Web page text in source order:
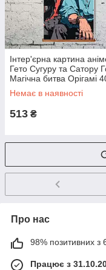
Інтер'єрна картина
Гето Сугуру та Сатору
Магічна битва Орігамі
см (OT1022)
Немає в наявності
513 ₴
Про нас
98% позитивних з
Працює з